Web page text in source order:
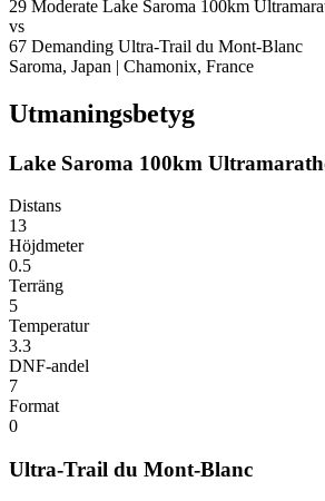
29 Moderate Lake Saroma 100km
vs
67 Demanding Ultra-Trail du Mont-Blanc
Saroma, Japan | Chamonix, France
Utmaningsbetyg
Lake Saroma 100km
Distans
13
Höjdmeter
0.5
Terräng
5
Temperatur
3.3
DNF-andel
7
Format
0
Ultra-Trail du Mont-Blanc